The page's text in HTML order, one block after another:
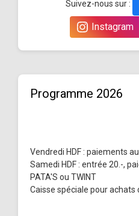
Suivez-nous sur :
Instagram
Programme 2026
Vendredi HDF : paiements
Samedi HDF : entrée 20.-,
PATA'S ou TWINT
Caisse spéciale pour achats